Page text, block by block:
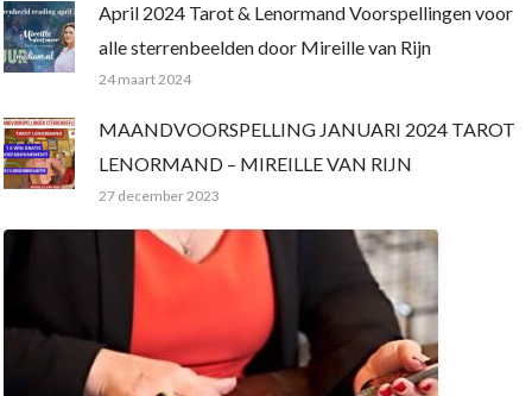
April 2024 Tarot & Lenormand Voorspellingen voor
alle sterrenbeelden door Mireille van Rijn
24 maart 2024
MAANDVOORSPELLING JANUARI 2024 TAROT
LENORMAND – MIREILLE VAN RIJN
27 december 2023